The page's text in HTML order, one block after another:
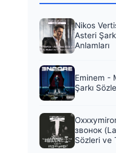
Nikos
Asteri
Anlamları
Eminem -
Şarkı
звонок
Sözleri ve